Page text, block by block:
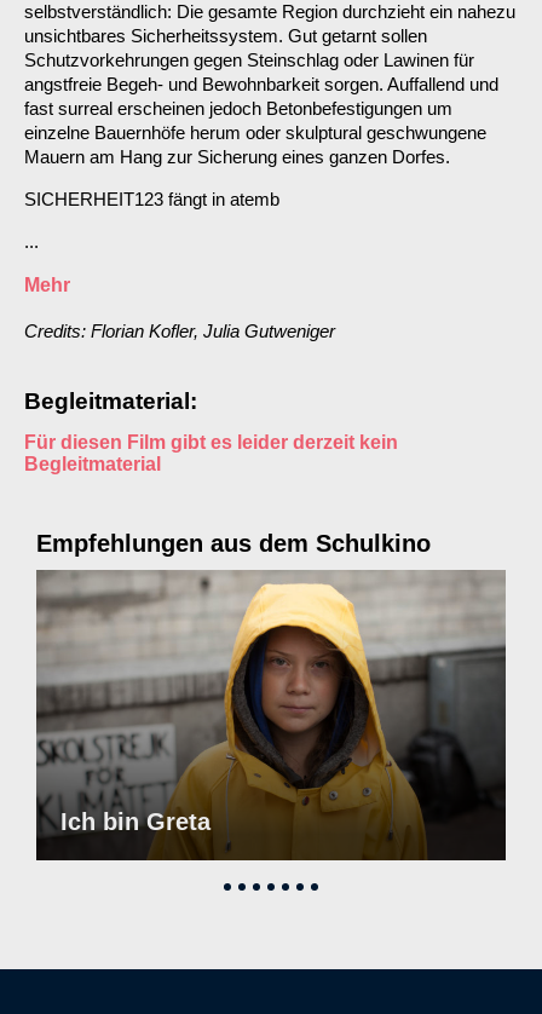
selbstverständlich: Die gesamte Region durchzieht ein nahezu
unsichtbares Sicherheitssystem. Gut getarnt sollen
Schutzvorkehrungen gegen Steinschlag oder Lawinen für
angstfreie Begeh- und Bewohnbarkeit sorgen. Auffallend und
fast surreal erscheinen jedoch Betonbefestigungen um
einzelne Bauernhöfe herum oder skulptural geschwungene
Mauern am Hang zur Sicherung eines ganzen Dorfes.
SICHERHEIT123 fängt in atemb
...
Mehr
Credits: Florian Kofler, Julia Gutweniger
Begleitmaterial:
Für diesen Film gibt es leider derzeit kein
Begleitmaterial
Empfehlungen aus dem Schulkino
Ich bin Greta